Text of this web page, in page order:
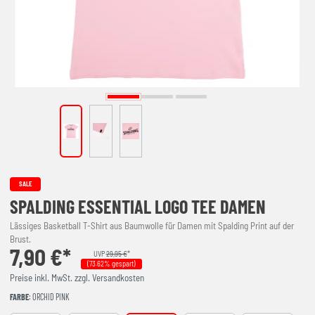
SALE
SPALDING ESSENTIAL LOGO TEE DAMEN
Lässiges Basketball T-Shirt aus Baumwolle für Damen mit Spalding Print auf der
Brust.
7,90 €* UVP29,95 €*
(73.62% gespart)
Preise inkl. MwSt. zzgl. Versandkosten
FARBE: ORCHID PINK